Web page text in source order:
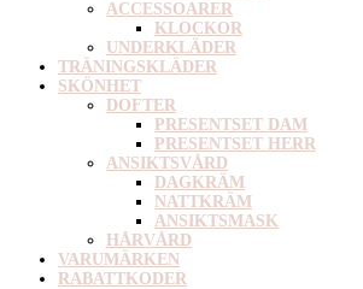
ACCESSOARER
KLOCKOR
UNDERKLÄDER
TRÄNINGSKLÄDER
SKÖNHET
DOFTER
PRESENTSET DAM
PRESENTSET HERR
ANSIKTSVÅRD
DAGKRÄM
NATTKRÄM
ANSIKTSMASK
HÅRVÅRD
VARUMÄRKEN
RABATTKODER